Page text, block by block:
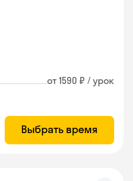
от 1590 ₽ / урок
Выбрать время